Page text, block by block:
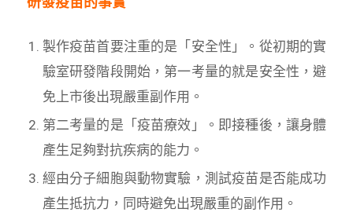
製作疫苗首要注重的是「安全性」。從初期的實
驗室研發階段開始，第一考量的就是安全性，避
免上市後出現嚴重副作用。
第二考量的是「疫苗療效」。即接種後，讓身體
產生足夠對抗疾病的能力。
經由分子細胞與動物實驗，測試疫苗是否能成功
產生抵抗力，同時避免出現嚴重的副作用。